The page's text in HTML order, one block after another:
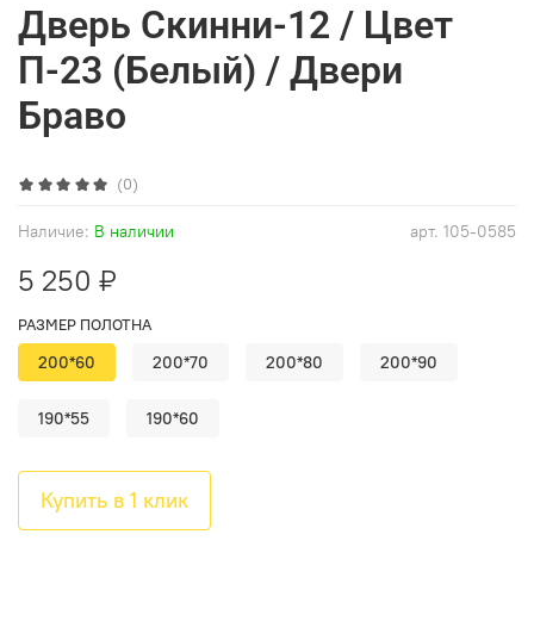
(0)
арт. 105-0585
Наличие: В наличии
Дверь Скинни-12 / Цвет
П-23 (Белый) / Двери
Браво
5 250 ₽
Купить в 1 клик
РАЗМЕР ПОЛОТНА
200*60 200*70 200*80 200*90
190*55 190*60